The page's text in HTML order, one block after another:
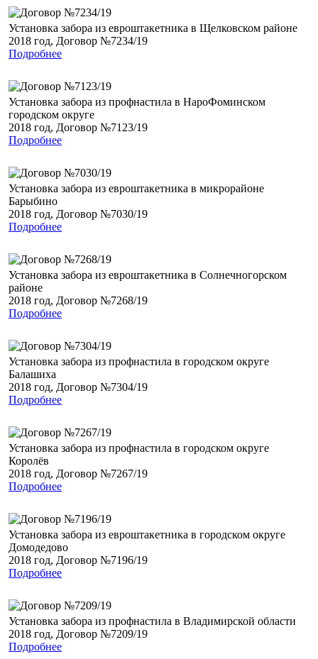
Установка забора из евроштакетника в Щелковском районе
2018 год, Договор №7234/19
Подробнее
Установка забора из профнастила в НароФоминском
городском округе
2018 год, Договор №7123/19
Подробнее
Установка забора из евроштакетника в микрорайоне
Барыбино
2018 год, Договор №7030/19
Подробнее
Установка забора из евроштакетника в Солнечногорском
районе
2018 год, Договор №7268/19
Подробнее
Установка забора из профнастила в городском округе
Балашиха
2018 год, Договор №7304/19
Подробнее
Установка забора из профнастила в городском округе
Королёв
2018 год, Договор №7267/19
Подробнее
Установка забора из евроштакетника в городском округе
Домодедово
2018 год, Договор №7196/19
Подробнее
Установка забора из профнастила в Владимирской области
2018 год, Договор №7209/19
Подробнее